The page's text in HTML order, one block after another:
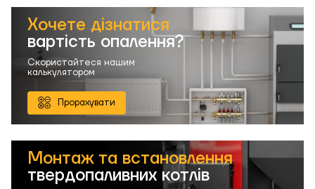
Хочете дізнатися
вартість опалення?
Скористайтеся нашим
калькулятором
Прорахувати
Монтаж та встановлення
твердопаливних котлів